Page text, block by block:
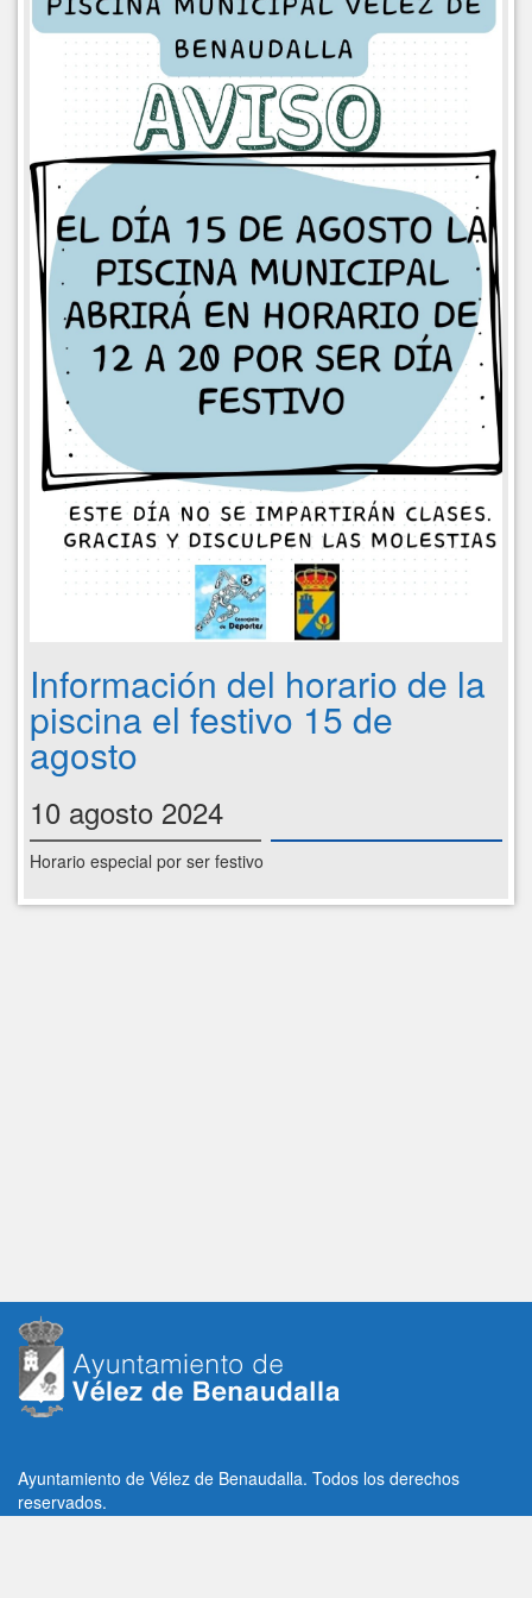
Información del horario de la
piscina el festivo 15 de
agosto
10 agosto 2024
Horario especial por ser festivo
Ayuntamiento de Vélez de Benaudalla. Todos los derechos
reservados.